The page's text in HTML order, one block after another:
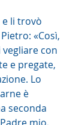
«Così,
con
e pregate,
Lo
è
seconda